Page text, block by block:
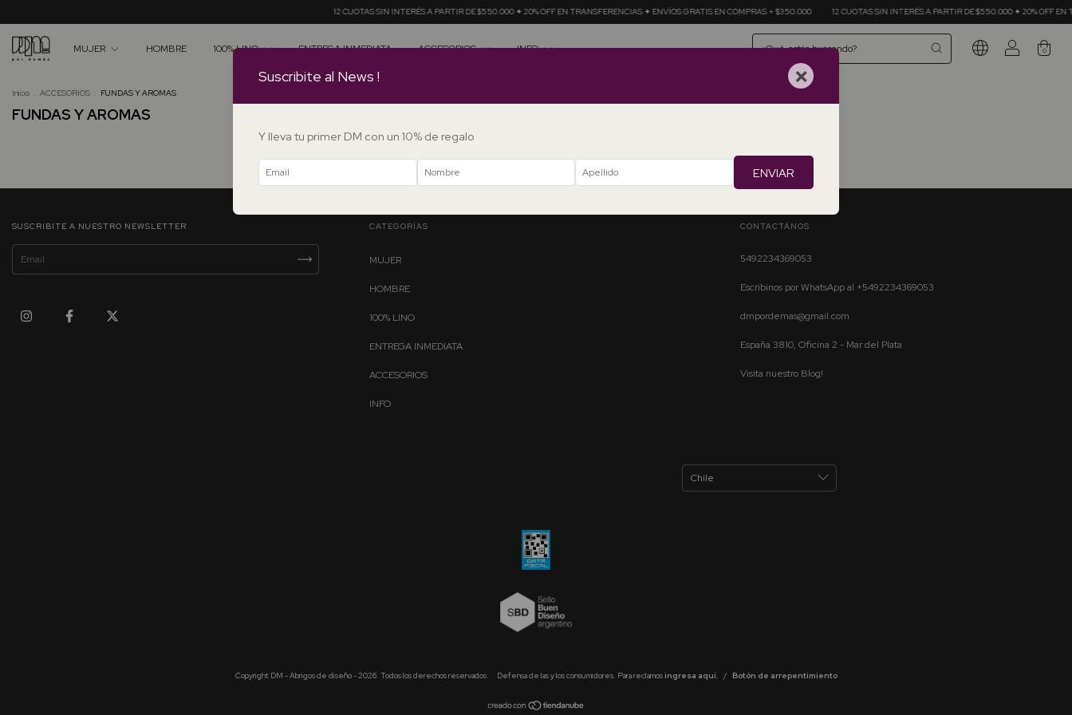
12 CUOTAS SIN INTERÉS A PARTIR DE $550.000 ✦ 20% OFF EN TRANSFERENCIAS ✦ ENVÍOS GRATIS EN COMPRAS + $350.000 12 CUOTAS SIN INTERÉS A PARTIR DE $550.000 ✦ 20% OFF EN
MUJER HOMBRE 100% LINO ENTREGA INMEDIATA ACCESORIOS INFO 0
Inicio . ACCESORIOS . FUNDAS Y AROMAS
FUNDAS Y AROMAS
No tenemos resultados para tu búsqueda. Por favor, intentá con otros filtros.
SUSCRIBITE A NUESTRO NEWSLETTER CATEGORÍAS
MUJER
HOMBRE
100% LINO
ENTREGA INMEDIATA
ACCESORIOS
INFO
CONTACTÁNOS
5492234369053
Escribinos por WhatsApp al +5492234369053
dmpordemas@gmail.com
España 3810, Oficina 2 - Mar del Plata
Visita nuestro Blog!
Copyright DM - Abrigos de diseño - 2026. Todos los derechos reservados. Defensa de las y los consumidores. Para reclamosingresa aquí. / Botón de arrepentimiento
Suscribite al News ! ×
Y lleva tu primer DM con un 10% de regalo
ENVIAR